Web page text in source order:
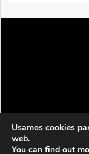
Usamos cookies
web.
You can find out